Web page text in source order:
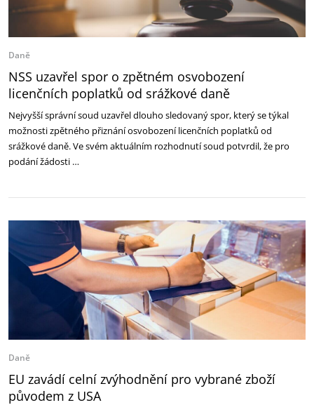
Daně
NSS uzavřel spor o zpětném osvobození
licenčních poplatků od srážkové daně
Nejvyšší správní soud uzavřel dlouho sledovaný spor, který se týkal
možnosti zpětného přiznání osvobození licenčních poplatků od
srážkové daně. Ve svém aktuálním rozhodnutí soud potvrdil, že pro
podání žádosti …
Daně
EU zavádí celní zvýhodnění pro vybrané zboží
původem z USA